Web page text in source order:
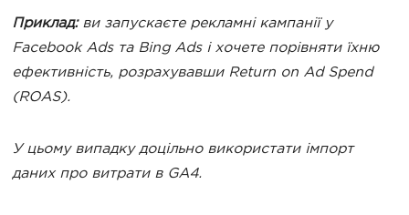
Приклад: ви запускаєте рекламні кампанії у
Facebook Ads та Bing Ads і хочете порівняти їхню
ефективність, розрахувавши Return on Ad Spend
(ROAS).
У цьому випадку доцільно використати імпорт
даних про витрати в GA4.